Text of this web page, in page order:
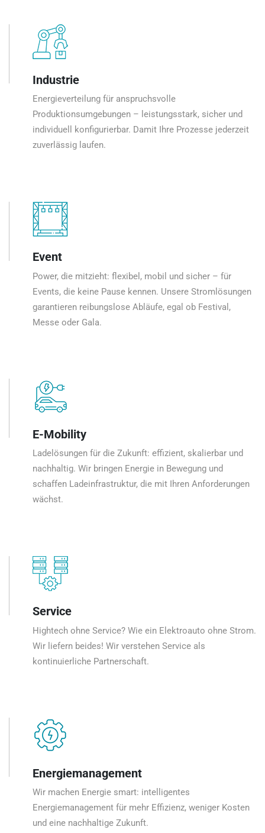
Industrie
Energieverteilung für anspruchsvolle
Produktionsumgebungen – leistungsstark, sicher und
individuell konfigurierbar. Damit Ihre Prozesse jederzeit
zuverlässig laufen.
Event
Power, die mitzieht: flexibel, mobil und sicher – für
Events, die keine Pause kennen. Unsere Stromlösungen
garantieren reibungslose Abläufe, egal ob Festival,
Messe oder Gala.
E-Mobility
Ladelösungen für die Zukunft: effizient, skalierbar und
nachhaltig. Wir bringen Energie in Bewegung und
schaffen Ladeinfrastruktur, die mit Ihren Anforderungen
wächst.
Service
Hightech ohne Service? Wie ein Elektroauto ohne Strom.
Wir liefern beides! Wir verstehen Service als
kontinuierliche Partnerschaft.
Energiemanagement
Wir machen Energie smart: intelligentes
Energiemanagement für mehr Effizienz, weniger Kosten
und eine nachhaltige Zukunft.